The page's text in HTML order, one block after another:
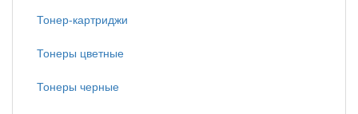
Тонер-картриджи
Тонеры цветные
Тонеры черные